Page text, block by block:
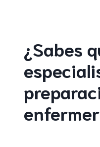
¿Sabes